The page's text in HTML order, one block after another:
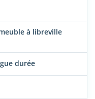
à libreville
durée